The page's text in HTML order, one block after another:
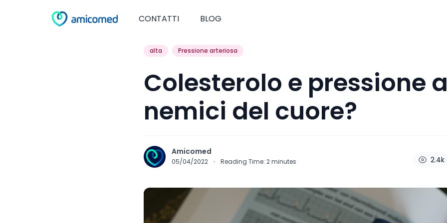
CONTATTI BLOG
alta Pressione arteriosa
Colesterolo e pressione
nemici del cuore?
Amicomed
05/04/2022 · Reading Time: 2minutes 2.4k